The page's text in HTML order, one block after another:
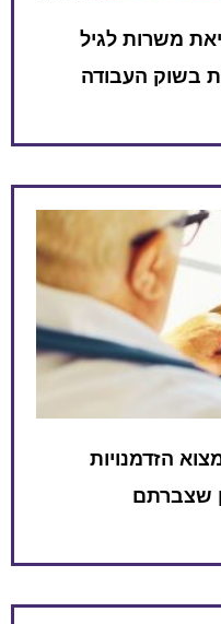
משרות לגיל
בשוק העבודה
הזדמנויות
שצברתם